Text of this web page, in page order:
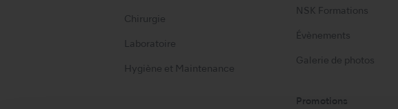
Chirurgie
Laboratoire
Hygiène et Maintenance
NSK Formations
Évènements
Galerie de photos
Promotions